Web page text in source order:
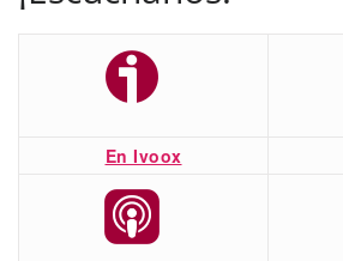
En Ivoox